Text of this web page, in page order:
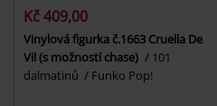
Kč 409,00
Vinylová figurka č.1663 Cruella De
Vil (s možností chase)
101
dalmatinů
Funko Pop!